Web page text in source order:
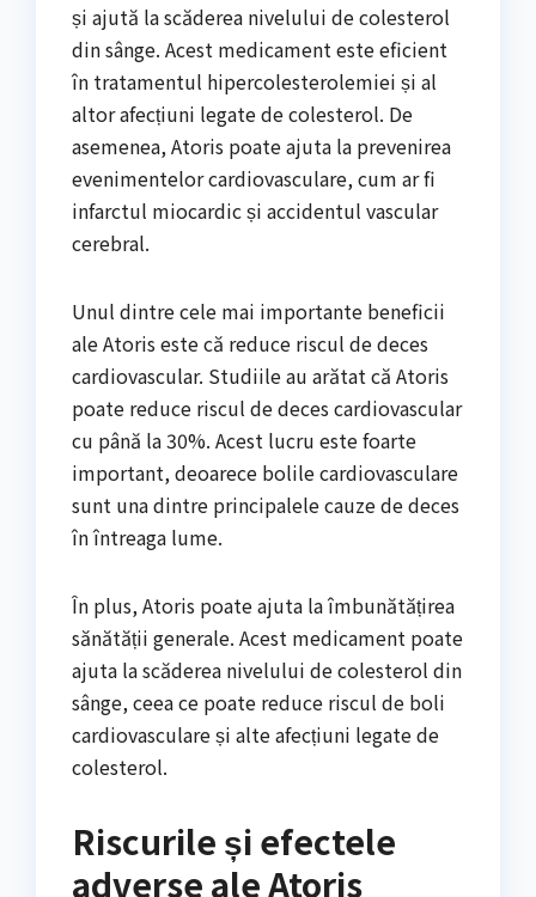
și ajută la scăderea nivelului de colesterol
din sânge. Acest medicament este eficient
în tratamentul hipercolesterolemiei și al
altor afecțiuni legate de colesterol. De
asemenea, Atoris poate ajuta la prevenirea
evenimentelor cardiovasculare, cum ar fi
infarctul miocardic și accidentul vascular
cerebral.
Unul dintre cele mai importante beneficii
ale Atoris este că reduce riscul de deces
cardiovascular. Studiile au arătat că Atoris
poate reduce riscul de deces cardiovascular
cu până la 30%. Acest lucru este foarte
important, deoarece bolile cardiovasculare
sunt una dintre principalele cauze de deces
în întreaga lume.
În plus, Atoris poate ajuta la îmbunătățirea
sănătății generale. Acest medicament poate
ajuta la scăderea nivelului de colesterol din
sânge, ceea ce poate reduce riscul de boli
cardiovasculare și alte afecțiuni legate de
colesterol.
Riscurile și efectele
adverse ale Atoris